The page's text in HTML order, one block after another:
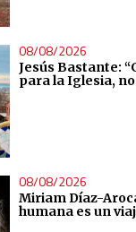
08/08/2026
Jesús Bastante:
para la Iglesia,
08/08/2026
Miriam Díaz-
humana es un